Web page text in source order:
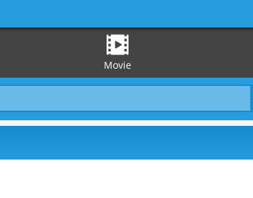
Movie